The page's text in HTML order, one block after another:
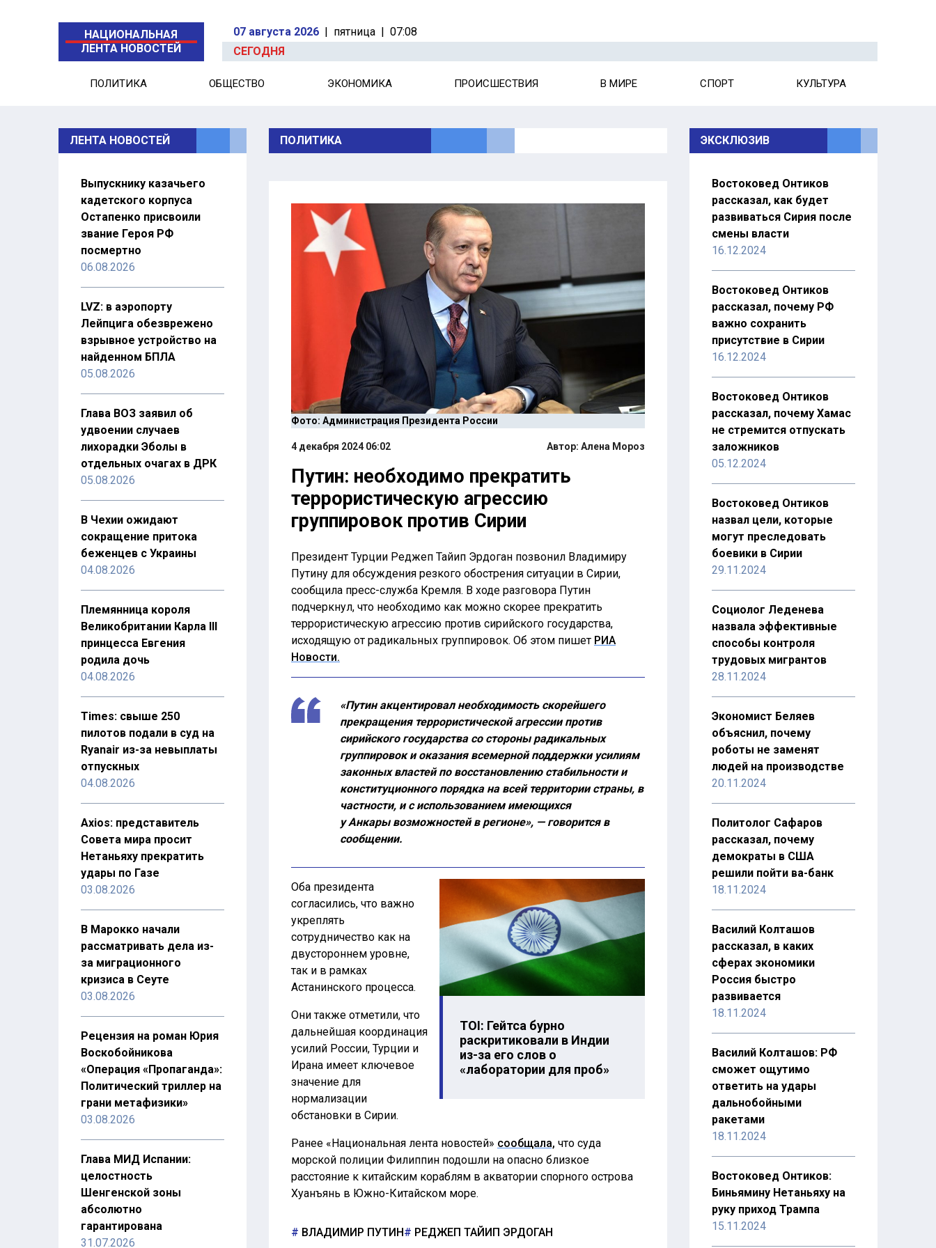
НАЦИОНАЛЬНАЯ
ЛЕНТА НОВОСТЕЙ
07 августа 2026 | пятница | 07:08
СЕГОДНЯ
ПОЛИТИКА ОБЩЕСТВО ЭКОНОМИКА ПРОИСШЕСТВИЯ В МИРЕ СПОРТ КУЛЬТУРА
ЛЕНТА НОВОСТЕЙ
Выпускнику казачьего
кадетского корпуса
Остапенко присвоили
звание Героя РФ
посмертно
06.08.2026
LVZ: в аэропорту
Лейпцига обезврежено
взрывное устройство на
найденном БПЛА
05.08.2026
Глава ВОЗ заявил об
удвоении случаев
лихорадки Эболы в
отдельных очагах в ДРК
05.08.2026
В Чехии ожидают
сокращение притока
беженцев с Украины
04.08.2026
Племянница короля
Великобритании Карла III
принцесса Евгения
родила дочь
04.08.2026
Times: свыше 250
пилотов подали в суд на
Ryanair из-за невыплаты
отпускных
04.08.2026
Axios: представитель
Совета мира просит
Нетаньяху прекратить
удары по Газе
03.08.2026
В Марокко начали
рассматривать дела из-
за миграционного
кризиса в Сеуте
03.08.2026
Рецензия на роман Юрия
Воскобойникова
«Операция «Пропаганда»:
Политический триллер на
грани метафизики»
03.08.2026
Глава МИД Испании:
целостность
Шенгенской зоны
абсолютно
гарантирована
31.07.2026
ПОЛИТИКА
Фото: Администрация Президента России
4 декабря 2024 06:02 Автор: Алена Мороз
Путин: необходимо прекратить
террористическую агрессию
группировок против Сирии
Президент Турции Реджеп Тайип Эрдоган позвонил Владимиру
Путину для обсуждения резкого обострения ситуации в Сирии,
сообщила пресс-служба Кремля. В ходе разговора Путин
подчеркнул, что необходимо как можно скорее прекратить
террористическую агрессию против сирийского государства,
исходящую от радикальных группировок. Об этом пишет РИА
Новости.
«Путин акцентировал необходимость скорейшего
прекращения террористической агрессии против
сирийского государства со стороны радикальных
группировок и оказания всемерной поддержки усилиям
законных властей по восстановлению стабильности и
конституционного порядка на всей территории страны, в
частности, и с использованием имеющихся
у Анкары возможностей в регионе», — говорится в
сообщении.
TOI: Гейтса бурно
раскритиковали в Индии
из-за его слов о
«лаборатории для проб»
Оба президента
согласились, что важно
укреплять
сотрудничество как на
двустороннем уровне,
так и в рамках
Астанинского процесса.
Они также отметили, что
дальнейшая координация
усилий России, Турции и
Ирана имеет ключевое
значение для
нормализации
обстановки в Сирии.
Ранее «Национальная лента новостей» сообщала, что суда
морской полиции Филиппин подошли на опасно близкое
расстояние к китайским кораблям в акватории спорного острова
Хуанъянь в Южно-Китайском море.
ВЛАДИМИР ПУТИН РЕДЖЕП ТАЙИП ЭРДОГАН
ЭКСКЛЮЗИВ
Востоковед Онтиков
рассказал, как будет
развиваться Сирия после
смены власти
16.12.2024
Востоковед Онтиков
рассказал, почему РФ
важно сохранить
присутствие в Сирии
16.12.2024
Востоковед Онтиков
рассказал, почему Хамас
не стремится отпускать
заложников
05.12.2024
Востоковед Онтиков
назвал цели, которые
могут преследовать
боевики в Сирии
29.11.2024
Социолог Леденева
назвала эффективные
способы контроля
трудовых мигрантов
28.11.2024
Экономист Беляев
объяснил, почему
роботы не заменят
людей на производстве
20.11.2024
Политолог Сафаров
рассказал, почему
демократы в США
решили пойти ва-банк
18.11.2024
Василий Колташов
рассказал, в каких
сферах экономики
Россия быстро
развивается
18.11.2024
Василий Колташов: РФ
сможет ощутимо
ответить на удары
дальнобойными
ракетами
18.11.2024
Востоковед Онтиков:
Биньямину Нетаньяху на
руку приход Трампа
15.11.2024